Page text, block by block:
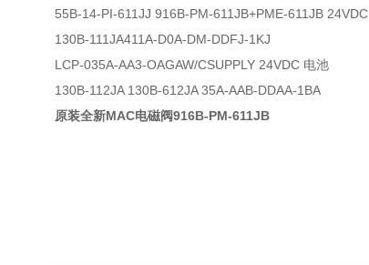
55B-14-PI-611JJ 916B-PM-611JB+PME-611JB 24VDC
130B-111JA411A-D0A-DM-DDFJ-1KJ
LCP-035A-AA3-OAGAW/CSUPPLY 24VDC 电池
130B-112JA 130B-612JA 35A-AAB-DDAA-1BA
原装全新MAC电磁阀916B-PM-611JB